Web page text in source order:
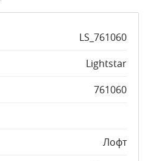
LS_761060
Lightstar
761060
Лофт